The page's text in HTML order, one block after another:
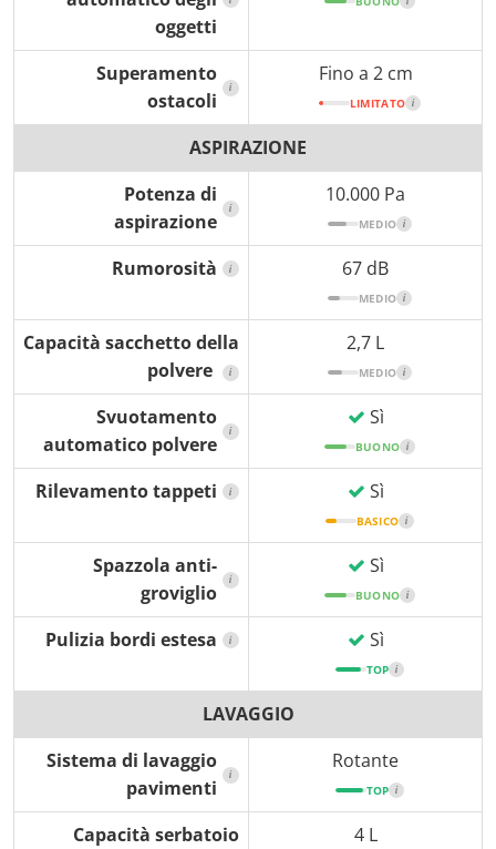
oggetti
Superamento
ostacoli
i
Fino a 2 cm
LIMITATO i
ASPIRAZIONE
Potenza di
aspirazione
i
10.000 Pa
MEDIO i
Rumorosità i 67 dB
MEDIO i
Capacità sacchetto della
polvere
i
2,7 L
MEDIO i
Svuotamento
automatico polvere
i
Sì
BUONO i
Rilevamento tappeti i Sì
BASICO i
Spazzola anti-
groviglio
i
Sì
BUONO i
Pulizia bordi estesa i Sì
TOP i
LAVAGGIO
Sistema di lavaggio
pavimenti
i
Rotante
TOP i
Capacità serbatoio
4 L